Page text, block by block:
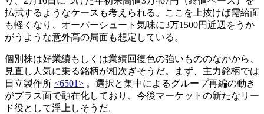
払拭するようなケースも考えられる。ここを上抜けば需給面
も軽くなり、オーバーシュート気味に3万1500円近辺をうか
がうような意外高の局面も想定している。
個別株は好業績もしくは業績回復色の強いもののなかから、
見直し人気に乗る銘柄が相次ぎそうだ。まず、主力銘柄では
日立製作所 <6501> 。選択と集中によるグループ再編の動き
がプラス面で顕在化しており、今後マーケットの新たなリー
ド役として浮上しそうだ。